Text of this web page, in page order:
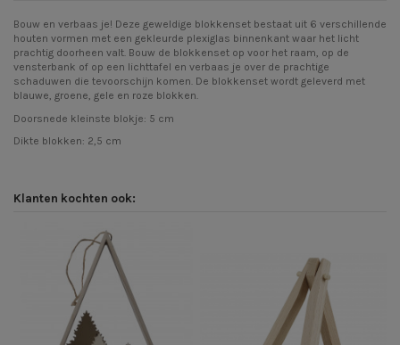
Bouw en verbaas je! Deze geweldige blokkenset bestaat uit 6 verschillende
houten vormen met een gekleurde plexiglas binnenkant waar het licht
prachtig doorheen valt. Bouw de blokkenset op voor het raam, op de
vensterbank of op een lichttafel en verbaas je over de prachtige
schaduwen die tevoorschijn komen. De blokkenset wordt geleverd met
blauwe, groene, gele en roze blokken.
Doorsnede kleinste blokje: 5 cm
Dikte blokken: 2,5 cm
Klanten kochten ook: